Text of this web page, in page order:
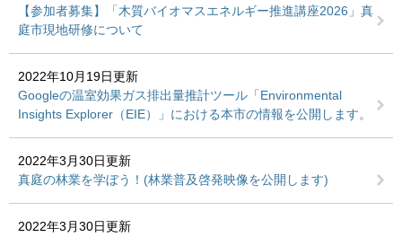
【参加者募集】「木質バイオマスエネルギー推進講座2026」真
庭市現地研修について
2022年10月19日更新
Googleの温室効果ガス排出量推計ツール「Environmental
Insights Explorer（EIE）」における本市の情報を公開します。
2022年3月30日更新
真庭の林業を学ぼう！(林業普及啓発映像を公開します)
2022年3月30日更新